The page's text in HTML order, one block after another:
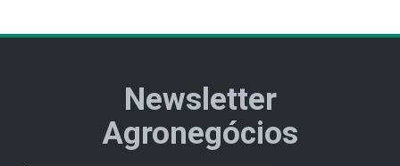
Newsletter
Agronegócios